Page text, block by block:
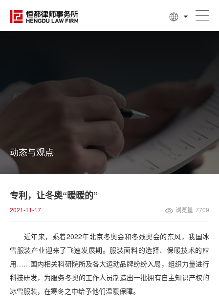
动态与观点
专利，让冬奥“暖暖的”
2021-11-17 浏览量 7709
近年来，乘着2022年北京冬奥会和冬残奥会的东风，我国冰
雪服装产业迎来了飞速发展期。服装面料的选择、保暖技术的应
用……国内相关科研院所及各大运动品牌纷纷入局，组织力量进行
科技研发，为服务冬奥的工作人员制造出一批拥有自主知识产权的
冰雪服装，在寒冬之中给予他们温暖保障。